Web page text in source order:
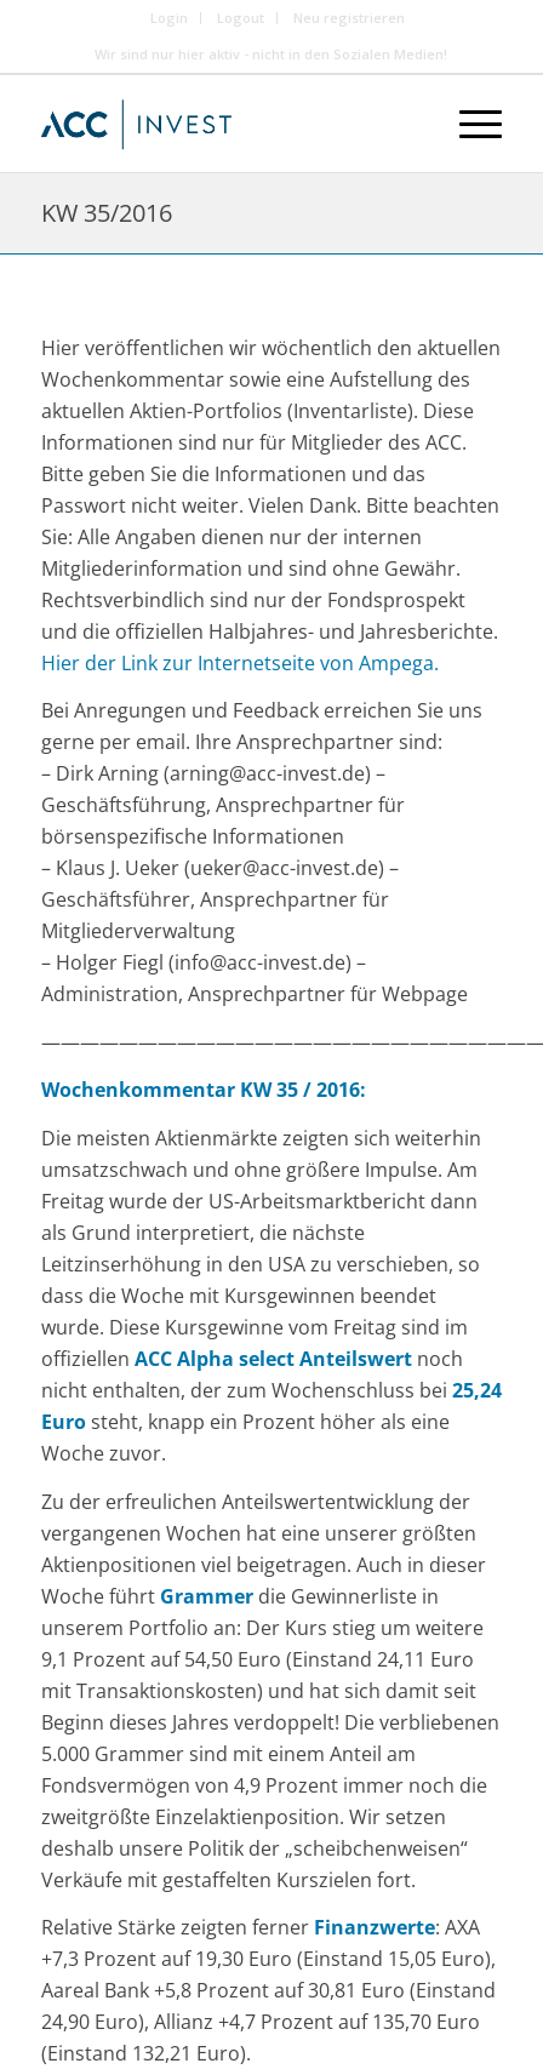
Login Logout
Neu registrieren
Wir sind nur hier aktiv - nicht in den Sozialen Medien!
KW 35/2016
Hier veröffentlichen wir wöchentlich den aktuellen
Wochenkommentar sowie eine Aufstellung des
aktuellen Aktien-Portfolios (Inventarliste). Diese
Informationen sind nur für Mitglieder des ACC.
Bitte geben Sie die Informationen und das
Passwort nicht weiter. Vielen Dank. Bitte beachten
Sie: Alle Angaben dienen nur der internen
Mitgliederinformation und sind ohne Gewähr.
Rechtsverbindlich sind nur der Fondsprospekt
und die offiziellen Halbjahres- und Jahresberichte.
Hier der Link zur Internetseite von Ampega.
Bei Anregungen und Feedback erreichen Sie uns
gerne per email. Ihre Ansprechpartner sind:
– Dirk Arning (arning@acc-invest.de) –
Geschäftsführung, Ansprechpartner für
börsenspezifische Informationen
– Klaus J. Ueker (ueker@acc-invest.de) –
Geschäftsführer, Ansprechpartner für
Mitgliederverwaltung
– Holger Fiegl (info@acc-invest.de) –
Administration, Ansprechpartner für Webpage
Wochenkommentar KW 35 / 2016:
Die meisten Aktienmärkte zeigten sich weiterhin
umsatzschwach und ohne größere Impulse. Am
Freitag wurde der US-Arbeitsmarktbericht dann
als Grund interpretiert, die nächste
Leitzinserhöhung in den USA zu verschieben, so
dass die Woche mit Kursgewinnen beendet
wurde. Diese Kursgewinne vom Freitag sind im
offiziellen ACC Alpha select Anteilswertnoch
nicht enthalten, der zum Wochenschluss bei 25,24
Eurosteht, knapp ein Prozent höher als eine
Woche zuvor.
Zu der erfreulichen Anteilswertentwicklung der
vergangenen Wochen hat eine unserer größten
Aktienpositionen viel beigetragen. Auch in dieser
Woche führt Grammerdie Gewinnerliste in
unserem Portfolio an: Der Kurs stieg um weitere
9,1 Prozent auf 54,50 Euro (Einstand 24,11 Euro
mit Transaktionskosten) und hat sich damit seit
Beginn dieses Jahres verdoppelt! Die verbliebenen
5.000 Grammer sind mit einem Anteil am
Fondsvermögen von 4,9 Prozent immer noch die
zweitgrößte Einzelaktienposition. Wir setzen
deshalb unsere Politik der „scheibchenweisen“
Verkäufe mit gestaffelten Kurszielen fort.
Relative Stärke zeigten ferner Finanzwerte: AXA
+7,3 Prozent auf 19,30 Euro (Einstand 15,05 Euro),
Aareal Bank +5,8 Prozent auf 30,81 Euro (Einstand
24,90 Euro), Allianz +4,7 Prozent auf 135,70 Euro
(Einstand 132,21 Euro).